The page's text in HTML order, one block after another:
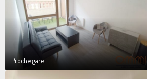
Proche gare